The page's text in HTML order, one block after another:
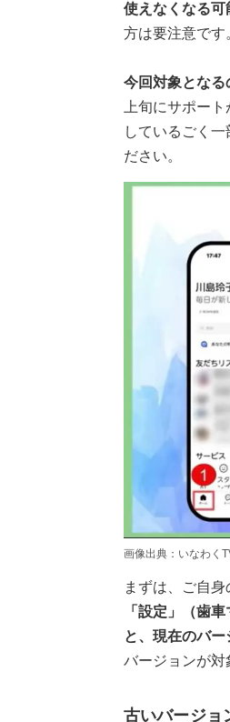
使えなくなる可
方は要注意です
今回対象となる
上旬にサポー
しているごく
ださい。
画像出典：いなわく
まずは、ご自身
「設定」（歯
と、現在のバー
バージョンが対
古いバージョ